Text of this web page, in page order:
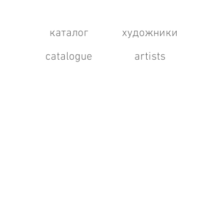
каталог
catalogue
художники
artists